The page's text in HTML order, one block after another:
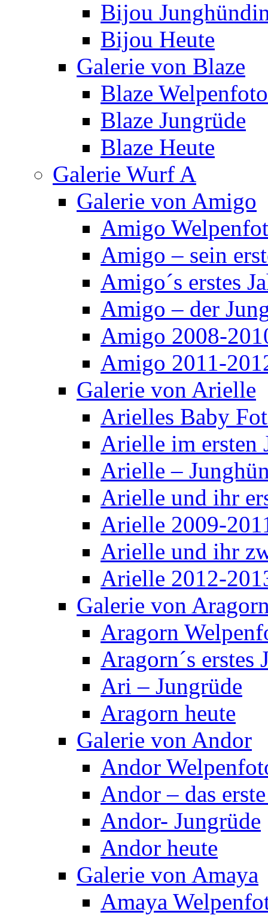
Bijou
Bijou Heute
Galerie von Blaze
Blaze
Blaze Jungrüde
Blaze Heute
Galerie Wurf A
Galerie von Amigo
Amigo
Amigo – sein
Amigo´s erstes
Amigo – der
Amigo 2008-
Amigo 2011-
Galerie von Arielle
Arielles Baby
Arielle im ersten
Arielle –
Arielle und ihr
Arielle 2009-
Arielle und ihr
Arielle 2012-
Galerie von
Aragorn
Aragorn´s erstes
Ari – Jungrüde
Aragorn heute
Galerie von Andor
Andor
Andor – das
Andor- Jungrüde
Andor heute
Galerie von Amaya
Amaya